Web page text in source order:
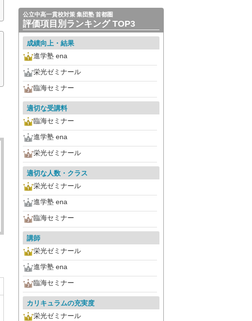
公立中高一貫校対策 集団塾 首都圏
評価項目別ランキング TOP3
成績向上・結果
進学塾 ena
栄光ゼミナール
臨海セミナー
適切な受講料
臨海セミナー
進学塾 ena
栄光ゼミナール
適切な人数・クラス
栄光ゼミナール
進学塾 ena
臨海セミナー
講師
栄光ゼミナール
進学塾 ena
臨海セミナー
カリキュラムの充実度
栄光ゼミナール